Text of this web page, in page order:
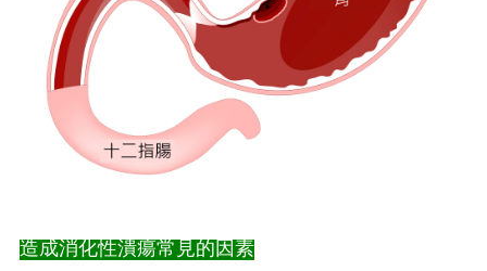
造成消化性潰瘍常見的因素